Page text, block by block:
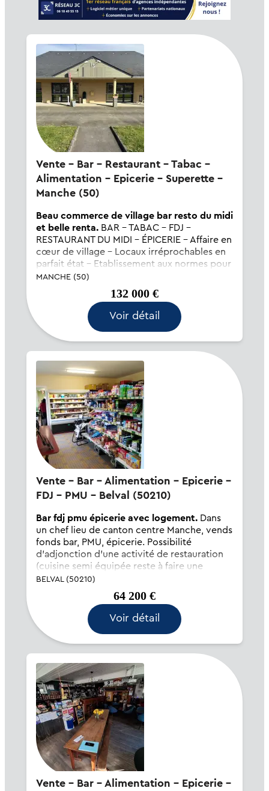
Vente - Bar - Restaurant - Tabac -
Alimentation - Epicerie - Superette -
Manche (50)
Beau commerce de village bar resto du midi
et belle renta.BAR - TABAC - FDJ -
RESTAURANT DU MIDI - ÉPICERIE - Affaire en
cœur de village - Locaux irréprochables en
parfait état - Etablissement aux normes pour
personnes à mobilité réduite - Salle pouvant
recevoir 60 couverts - Terrasse de 30 places
MANCHE (50)
132 000 €
Voir détail
Vente - Bar - Alimentation - Epicerie -
FDJ - PMU - Belval (50210)
Bar fdj pmu épicerie avec logement.Dans
un chef lieu de canton centre Manche, vends
fonds bar, PMU, épicerie. Possibilité
d'adjonction d'une activité de restauration
(cuisine semi équipée reste à faire une
extraction). Logement de 4 pièces à l'étage.
Possibilité de stationnement à pro...
BELVAL (50210)
64 200 €
Voir détail
Vente - Bar - Alimentation - Epicerie -